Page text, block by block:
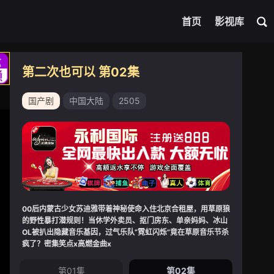
首页 影视库
第二次也可以 第02集
国产剧 中国大陆 2505
00后内蒙古少女苏迪雅带着神秘使命入住北京合租屋，用草原狼
的野性暴打潜规则！当休学外卖员、抠门房东、单亲妈妈、冰山
OL被扒出隐藏音乐基因，过气乐队“霓虹闪烁”竟在草原音乐节杀
疯了？密集笑点x高燃金曲x
第01集 第02集